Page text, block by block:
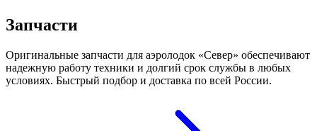
Запчасти
Оригинальные запчасти для аэролодок «Север» обеспечивают
надежную работу техники и долгий срок службы в любых
условиях. Быстрый подбор и доставка по всей России.